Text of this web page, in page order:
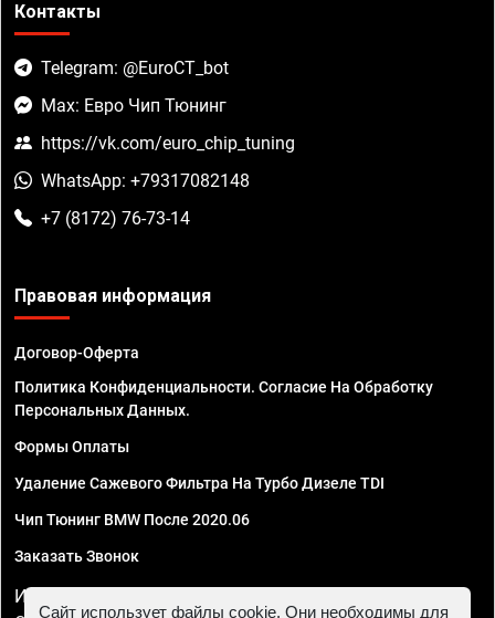
Контакты
Telegram: @EuroCT_bot
Max: Евро Чип Тюнинг
https://vk.com/euro_chip_tuning
WhatsApp: +79317082148
+7 (8172) 76-73-14
Правовая информация
Договор-Оферта
Политика Конфиденциальности. Согласие На Обработку
Персональных Данных.
Формы Оплаты
Удаление Сажевого Фильтра На Турбо Дизеле TDI
Чип Тюнинг BMW После 2020.06
Заказать Звонок
ИП Смирнов Георгий Павлович. ИНН 781302555843,
Сайт использует файлы cookie. Они необходимы для